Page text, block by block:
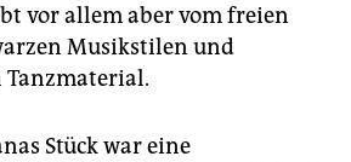
vor allem aber vom freien
Musikstilen und
Stück war eine